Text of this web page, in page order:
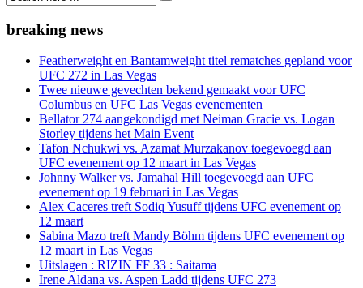
breaking news
Featherweight en Bantamweight titel rematches gepland voor
UFC 272 in Las Vegas
Twee nieuwe gevechten bekend gemaakt voor UFC
Columbus en UFC Las Vegas evenementen
Bellator 274 aangekondigd met Neiman Gracie vs. Logan
Storley tijdens het Main Event
Tafon Nchukwi vs. Azamat Murzakanov toegevoegd aan
UFC evenement op 12 maart in Las Vegas
Johnny Walker vs. Jamahal Hill toegevoegd aan UFC
evenement op 19 februari in Las Vegas
Alex Caceres treft Sodiq Yusuff tijdens UFC evenement op
12 maart
Sabina Mazo treft Mandy Böhm tijdens UFC evenement op
12 maart in Las Vegas
Uitslagen : RIZIN FF 33 : Saitama
Irene Aldana vs. Aspen Ladd tijdens UFC 273